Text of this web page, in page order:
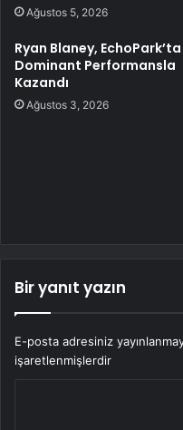
Ağustos 5, 2026
Ryan Blaney, EchoPark’ta
Dominant Performansla
Kazandı
Ağustos 3, 2026
Bir yanıt yazın
E-posta adresiniz
işaretlenmişlerdir